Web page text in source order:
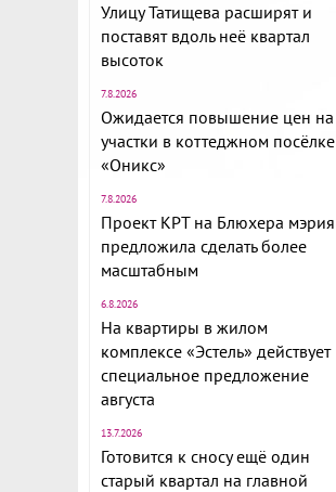
Улицу Татищева расширят и
поставят вдоль неё квартал
высоток
7.8.2026
Ожидается повышение цен на
участки в коттеджном посёлке
«Оникс»
7.8.2026
Проект КРТ на Блюхера мэрия
предложила сделать более
масштабным
6.8.2026
На квартиры в жилом
комплексе «Эстель» действует
специальное предложение
августа
13.7.2026
Готовится к сносу ещё один
старый квартал на главной